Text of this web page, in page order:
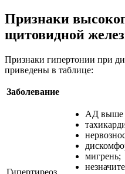
Признаки
щитовидной
Признаки гипертонии при
приведены в таблице:
Заболевание
АД выше
мигрень;